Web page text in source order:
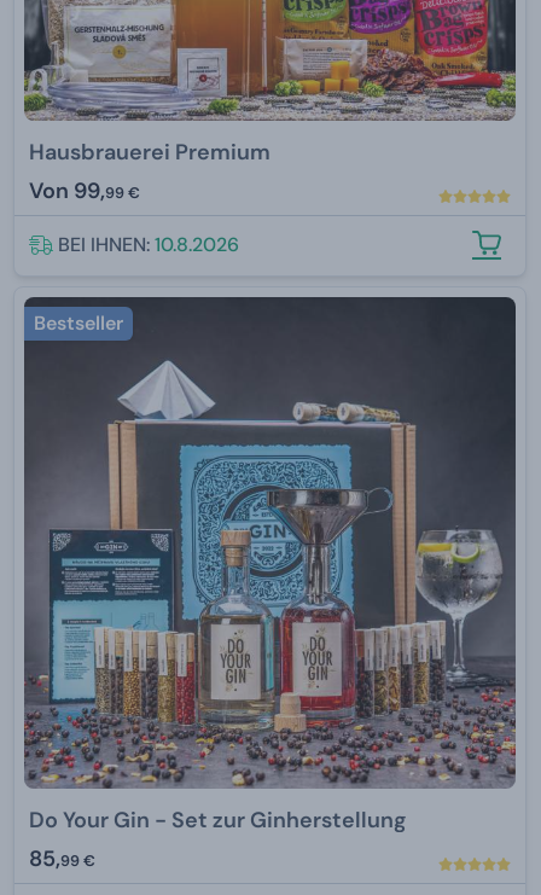
Hausbrauerei Premium
Von 99,99 €
BEI IHNEN:10.8.2026
Bestseller
Do Your Gin - Set zur Ginherstellung
85,99 €